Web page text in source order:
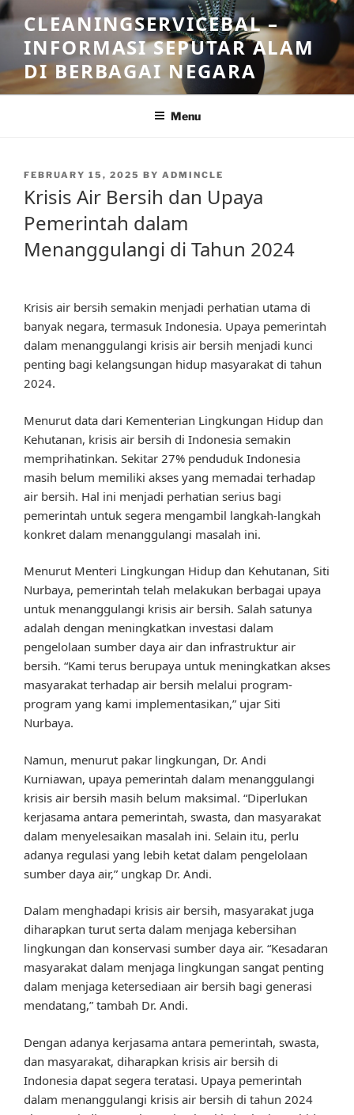
Skip
to
content
CLEANINGSERVICEBAL –
INFORMASI SEPUTAR ALAM
DI BERBAGAI NEGARA
Menu
POSTED
FEBRUARY 15, 2025 BY ADMINCLE
Krisis Air Bersih dan Upaya
Pemerintah dalam
Menanggulangi di Tahun 2024
Krisis air bersih semakin menjadi perhatian utama di
banyak negara, termasuk Indonesia. Upaya pemerintah
dalam menanggulangi krisis air bersih menjadi kunci
penting bagi kelangsungan hidup masyarakat di tahun
2024.
Menurut data dari Kementerian Lingkungan Hidup dan
Kehutanan, krisis air bersih di Indonesia semakin
memprihatinkan. Sekitar 27% penduduk Indonesia
masih belum memiliki akses yang memadai terhadap
air bersih. Hal ini menjadi perhatian serius bagi
pemerintah untuk segera mengambil langkah-langkah
konkret dalam menanggulangi masalah ini.
Menurut Menteri Lingkungan Hidup dan Kehutanan, Siti
Nurbaya, pemerintah telah melakukan berbagai upaya
untuk menanggulangi krisis air bersih. Salah satunya
adalah dengan meningkatkan investasi dalam
pengelolaan sumber daya air dan infrastruktur air
bersih. “Kami terus berupaya untuk meningkatkan akses
masyarakat terhadap air bersih melalui program-
program yang kami implementasikan,” ujar Siti
Nurbaya.
Namun, menurut pakar lingkungan, Dr. Andi
Kurniawan, upaya pemerintah dalam menanggulangi
krisis air bersih masih belum maksimal. “Diperlukan
kerjasama antara pemerintah, swasta, dan masyarakat
dalam menyelesaikan masalah ini. Selain itu, perlu
adanya regulasi yang lebih ketat dalam pengelolaan
sumber daya air,” ungkap Dr. Andi.
Dalam menghadapi krisis air bersih, masyarakat juga
diharapkan turut serta dalam menjaga kebersihan
lingkungan dan konservasi sumber daya air. “Kesadaran
masyarakat dalam menjaga lingkungan sangat penting
dalam menjaga ketersediaan air bersih bagi generasi
mendatang,” tambah Dr. Andi.
Dengan adanya kerjasama antara pemerintah, swasta,
dan masyarakat, diharapkan krisis air bersih di
Indonesia dapat segera teratasi. Upaya pemerintah
dalam menanggulangi krisis air bersih di tahun 2024